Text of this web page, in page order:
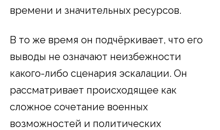
времени и значительных ресурсов.
В то же время он подчёркивает, что его
выводы не означают неизбежности
какого-либо сценария эскалации. Он
рассматривает происходящее как
сложное сочетание военных
возможностей и политических